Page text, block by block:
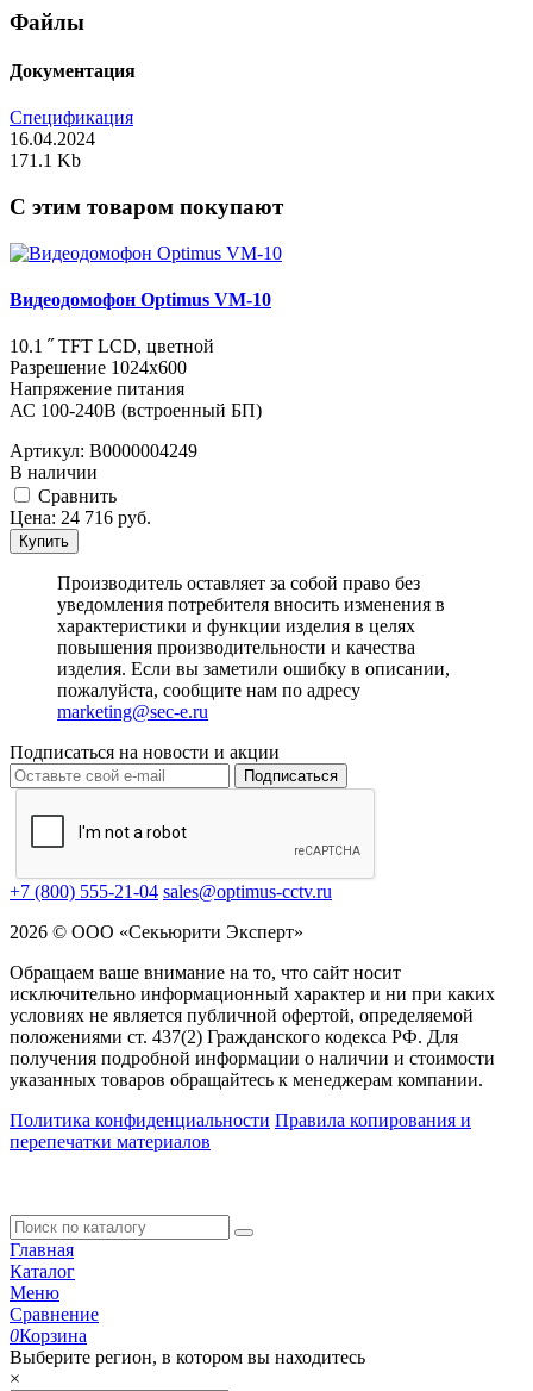
Файлы
Документация
Спецификация
16.04.2024
171.1 Kb
C этим товаром покупают
Видеодомофон Optimus VM-10
10.1 ˝ TFT LCD, цветной
Разрешение 1024x600
Напряжение питания
АС 100-240В (встроенный БП)
Артикул: В0000004249
В наличии
Cравнить
Цена: 24 716 руб.
Купить
Производитель оставляет за собой право без
уведомления потребителя вносить изменения в
характеристики и функции изделия в целях
повышения производительности и качества
изделия. Если вы заметили ошибку в описании,
пожалуйста, сообщите нам по адресу
marketing@sec-e.ru
Подписаться на новости и акции
Подписаться
+7 (800) 555-21-04 sales@optimus-cctv.ru
2026 © ООО «Секьюрити Эксперт»
Обращаем ваше внимание на то, что сайт носит
исключительно информационный характер и ни при каких
условиях не является публичной офертой, определяемой
положениями ст. 437(2) Гражданского кодекса РФ. Для
получения подробной информации о наличии и стоимости
указанных товаров обращайтесь к менеджерам компании.
Политика конфиденциальности Правила копирования и
перепечатки материалов
Главная
Каталог
Меню
Сравнение
0Корзина
Выберите регион, в котором вы находитесь
×